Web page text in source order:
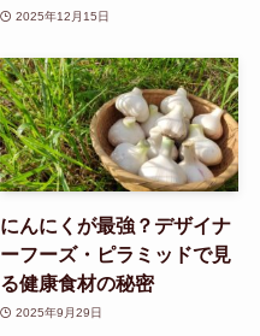
2025年12月15日
にんにくが最強？デザイナ
ーフーズ・ピラミッドで見
る健康食材の秘密
2025年9月29日